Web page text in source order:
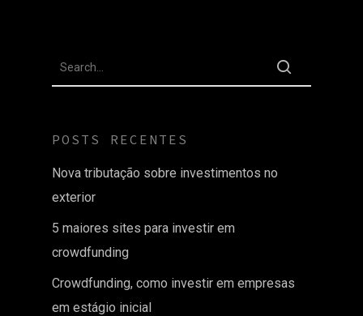
POSTS RECENTES
Nova tributação sobre investimentos no
exterior
5 maiores sites para investir em
crowdfunding
Crowdfunding, como investir em empresas
em estágio inicial